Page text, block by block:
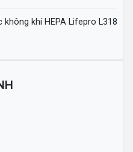
không khí HEPA Lifepro L318-AZ